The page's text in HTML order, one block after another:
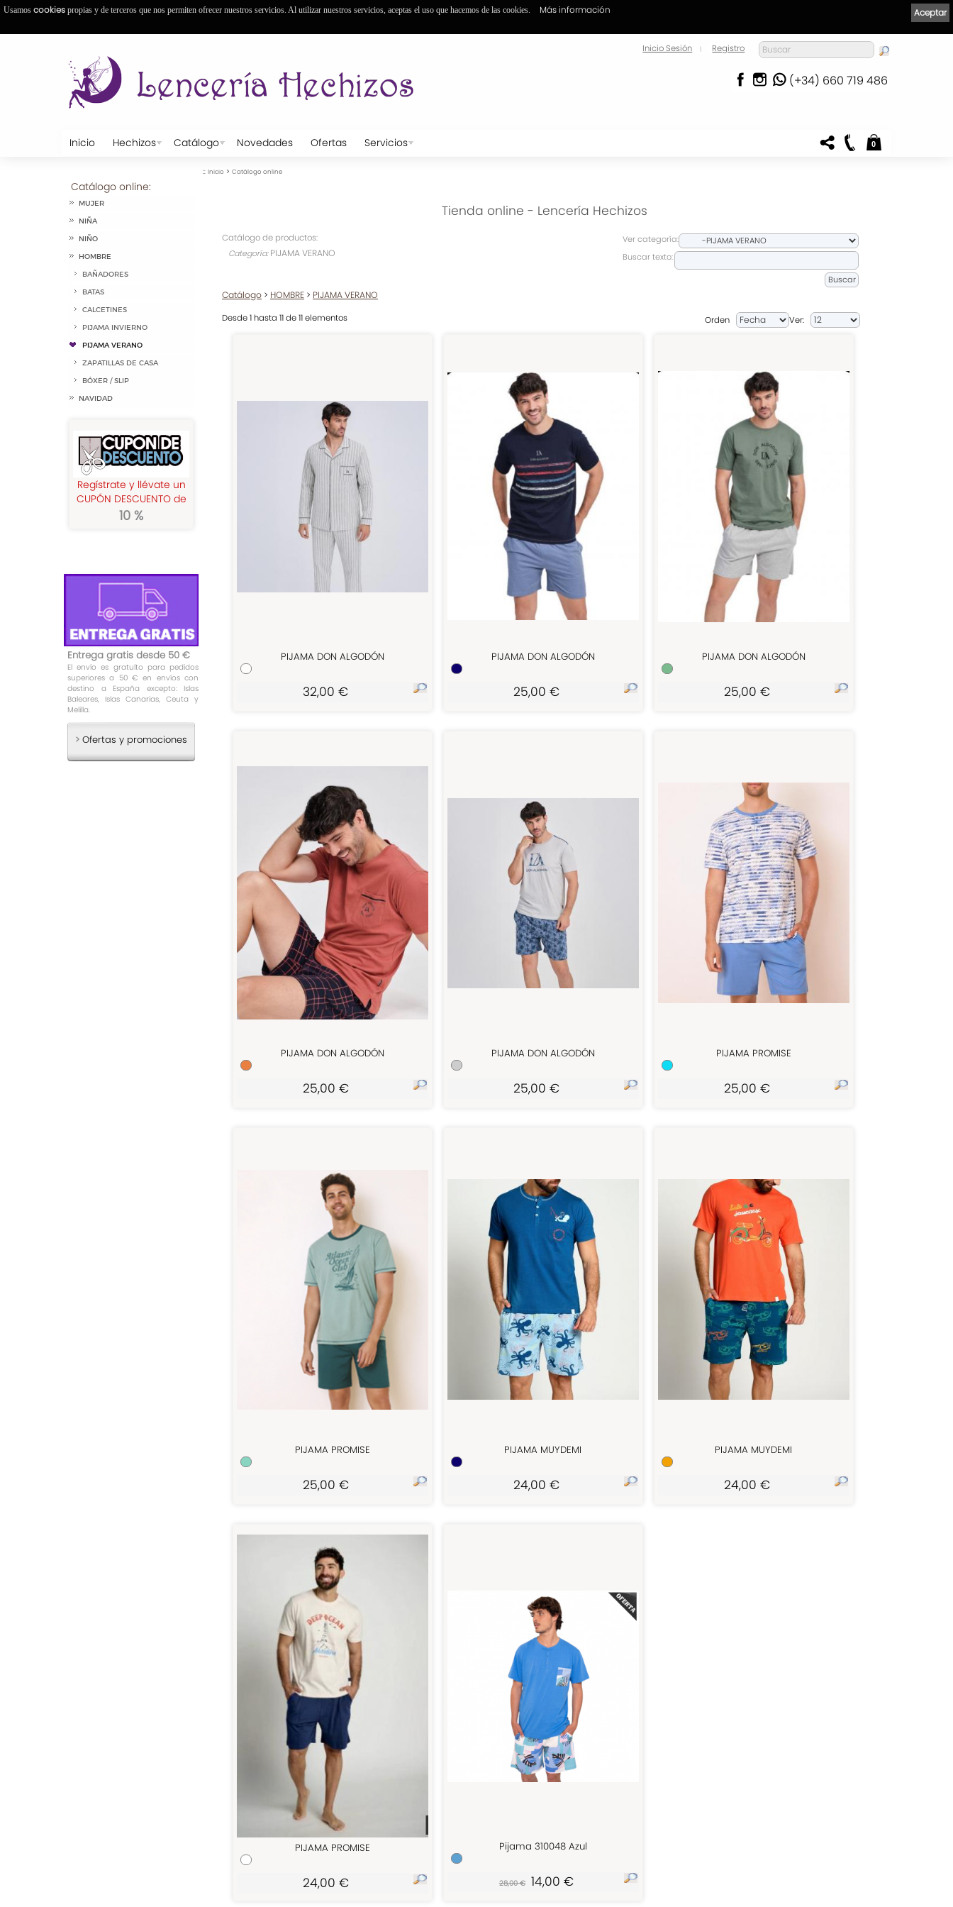
Inicio Sesión | Registro
(+34) 660 719 486
Inicio Hechizos Catálogo Novedades Ofertas Servicios 0
Catálogo online:
MUJER
NIÑA
NIÑO
HOMBRE
BAÑADORES
BATAS
CALCETINES
PIJAMA INVIERNO
PIJAMA VERANO
ZAPATILLAS DE CASA
BÓXER / SLIP
NAVIDAD
Regístrate y llévate un
CUPÓN DESCUENTO de
10 %
Entrega gratis desde 50 €
El envío es gratuíto para pedidos
superiores a 50 € en envíos con
destino a España excepto: Islas
Baleares, Islas Canarias, Ceuta y
Melilla.
> Ofertas y promociones
:: Inicio > Catálogo online
Tienda online - Lencería Hechizos
Catálogo de productos:
Categoría:PIJAMA VERANO
Ver categoría:
Buscar texto:
Catálogo > HOMBRE > PIJAMA VERANO
Desde 1 hasta 11 de 11 elementos Ver:
Orden
PIJAMA DON ALGODÓN
32,00 €
PIJAMA DON ALGODÓN
25,00 €
PIJAMA DON ALGODÓN
25,00 €
PIJAMA DON ALGODÓN
25,00 €
PIJAMA DON ALGODÓN
25,00 €
PIJAMA PROMISE
25,00 €
PIJAMA PROMISE
25,00 €
PIJAMA MUYDEMI
24,00 €
PIJAMA MUYDEMI
24,00 €
PIJAMA PROMISE
24,00 €
Pijama 310048 Azul
28,00 € 14,00 €
Aceptar
Usamos cookies propias y de terceros que nos permiten ofrecer nuestros servicios. Al utilizar nuestros servicios, aceptas el uso que hacemos de las cookies. Más información